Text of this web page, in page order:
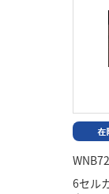
6セル